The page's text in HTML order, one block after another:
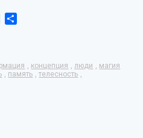
VK
, концепция ,люди , магия
, память ,телесность ,